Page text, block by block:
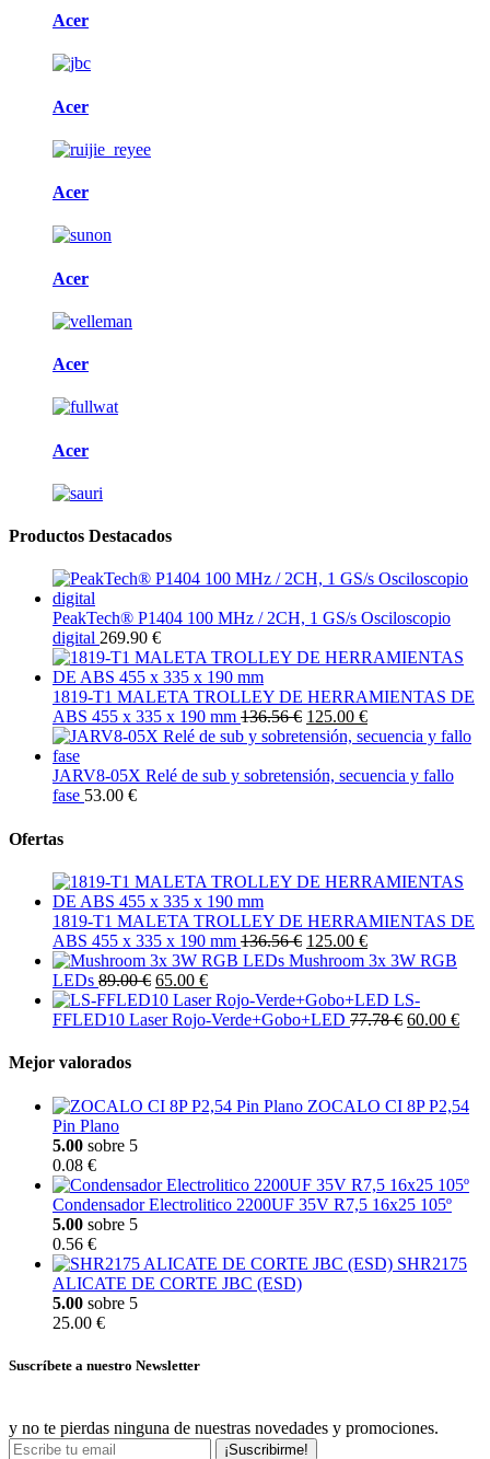
Acer
Acer
Acer
Acer
Acer
Acer
Productos Destacados
PeakTech® P1404 100 MHz / 2CH, 1 GS/s Osciloscopio
digital 269.90 €
1819-T1 MALETA TROLLEY DE HERRAMIENTAS DE
ABS 455 x 335 x 190 mm 136.56 € 125.00 €
JARV8-05X Relé de sub y sobretensión, secuencia y fallo
fase 53.00 €
Ofertas
1819-T1 MALETA TROLLEY DE HERRAMIENTAS DE
ABS 455 x 335 x 190 mm 136.56 € 125.00 €
Mushroom 3x 3W RGB
LEDs 89.00 € 65.00 €
LS-
FFLED10 Laser Rojo-Verde+Gobo+LED 77.78 € 60.00 €
Mejor valorados
ZOCALO CI 8P P2,54
Pin Plano
5.00 sobre 5
0.08 €
Condensador Electrolitico 2200UF 35V R7,5 16x25 105º
5.00 sobre 5
0.56 €
SHR2175
ALICATE DE CORTE JBC (ESD)
5.00 sobre 5
25.00 €
Suscríbete a nuestro Newsletter
y no te pierdas ninguna de nuestras novedades y promociones.
¡Suscribirme!